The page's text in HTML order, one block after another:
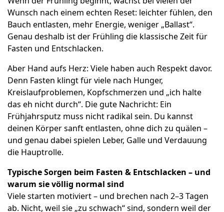
Wunsch nach einem echten Reset: leichter fühlen, den
Bauch entlasten, mehr Energie, weniger „Ballast“.
Genau deshalb ist der Frühling die klassische Zeit für
Fasten und Entschlacken.
Aber Hand aufs Herz: Viele haben auch Respekt davor.
Denn Fasten klingt für viele nach Hunger,
Kreislaufproblemen, Kopfschmerzen und „ich halte
das eh nicht durch“. Die gute Nachricht: Ein
Frühjahrsputz muss nicht radikal sein. Du kannst
deinen Körper sanft entlasten, ohne dich zu quälen –
und genau dabei spielen Leber, Galle und Verdauung
die Hauptrolle.
Typische Sorgen beim Fasten & Entschlacken – und
warum sie völlig normal sind
Viele starten motiviert – und brechen nach 2–3 Tagen
ab. Nicht, weil sie „zu schwach“ sind, sondern weil der